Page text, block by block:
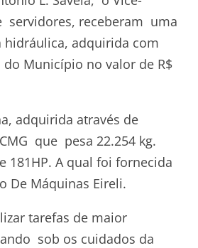
servidores, receberam uma
hidráulica, adquirida com
Município no valor de R$
adquirida através de
que pesa 22.254 kg.
181HP. A qual foi fornecida
De Máquinas Eireli.
tarefas de maior
sob os cuidados da